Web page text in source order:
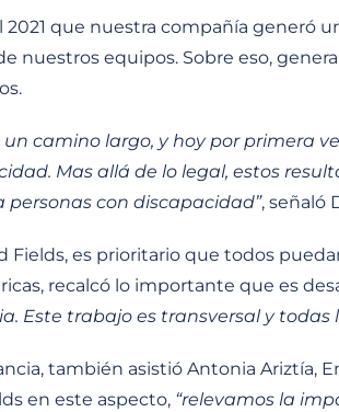
2021 que nuestra compañía generó
nuestros equipos. Sobre eso,
un camino largo, y hoy por primera
Mas allá de lo legal, estos
personas con discapacidad”, señaló
Fields, es prioritario que todos
recalcó lo importante que es
Este trabajo es transversal y
también asistió Antonia Ariztía,
en este aspecto, “relevamos la